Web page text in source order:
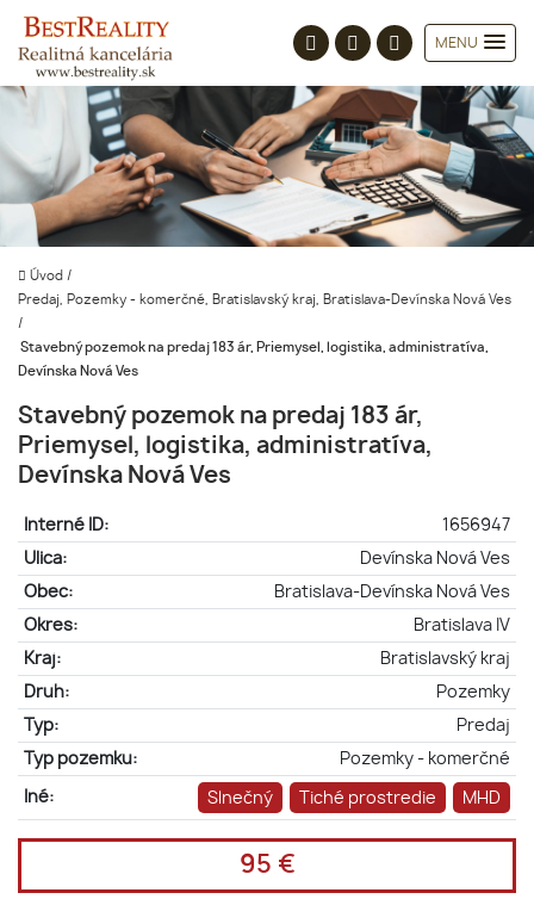
MENU
Úvod /
Predaj, Pozemky - komerčné, Bratislavský kraj, Bratislava-Devínska Nová Ves
/
Stavebný pozemok na predaj 183 ár, Priemysel, logistika, administratíva,
Devínska Nová Ves
Stavebný pozemok na predaj 183 ár,
Priemysel, logistika, administratíva,
Devínska Nová Ves
Interné ID:
1656947
Ulica:
Devínska Nová Ves
Obec:
Bratislava-Devínska Nová Ves
Okres:
Bratislava IV
Kraj:
Bratislavský kraj
Druh:
Pozemky
Typ:
Predaj
Typ pozemku:
Pozemky - komerčné
Iné: Slnečný Tiché prostredie MHD
95 €